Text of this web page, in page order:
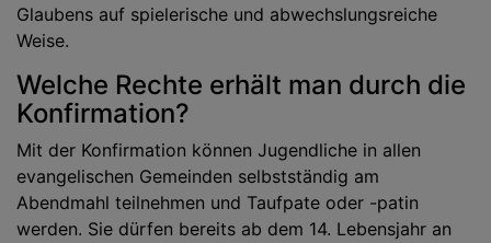
Glaubens auf spielerische und abwechslungsreiche
Weise.
Welche Rechte erhält man durch die
Konfirmation?
Mit der Konfirmation können Jugendliche in allen
evangelischen Gemeinden selbstständig am
Abendmahl teilnehmen und Taufpate oder -patin
werden. Sie dürfen bereits ab dem 14. Lebensjahr an